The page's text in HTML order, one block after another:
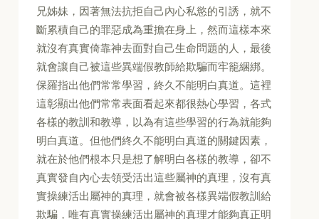
兄姊妹，因著無法抗拒自己內心私慾的引誘，就不
斷累積自己的罪惡成為重擔在身上，然而這樣本來
就沒有真實倚靠神去面對自己生命問題的人，最後
就會讓自己被這些異端假教師給欺騙而牢籠綑綁。
保羅指出他們常常學習，終久不能明白真道。這裡
這彰顯出他們常常表面看起來都很熱心學習，各式
各樣的教訓和教導，以為有這些學習的行為就能夠
明白真道。但他們終久不能明白真道的關鍵因素，
就在於他們根本只是想了解明白各樣的教導，卻不
真實發自內心去領受活出這些屬神的真理，沒有真
實操練活出屬神的真理，就會被各樣異端假教訓給
欺騙，唯有真實操練活出屬神的真理才能夠真正明